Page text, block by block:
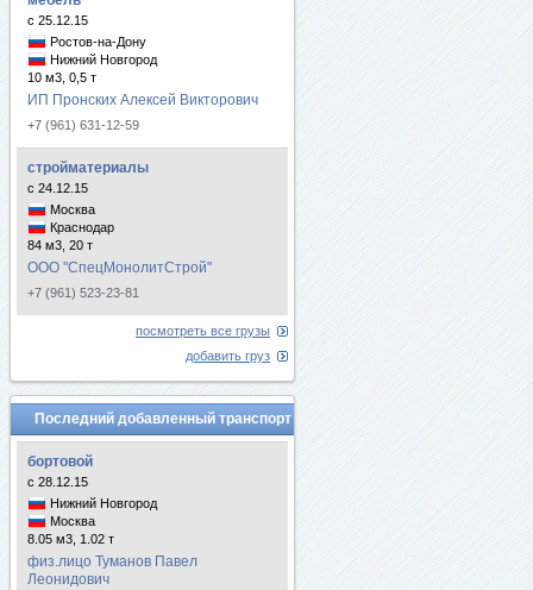
с 25.12.15
Ростов-на-Дону
Нижний Новгород
10 м3, 0,5 т
ИП Пронских Алексей Викторович
+7 (961) 631-12-59
стройматериалы
с 24.12.15
Москва
Краснодар
84 м3, 20 т
ООО "СпецМонолитСтрой"
+7 (961) 523-23-81
посмотреть все грузы
добавить груз
Последний добавленный транспорт
бортовой
с 28.12.15
Нижний Новгород
Москва
8.05 м3, 1.02 т
физ.лицо Туманов Павел
Леонидович